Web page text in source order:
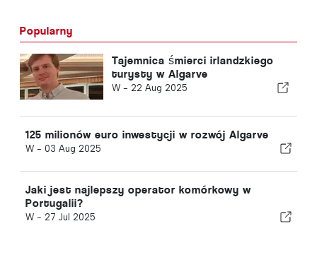
Popularny
Tajemnica śmierci irlandzkiego
turysty w Algarve
W - 22 Aug 2025
125 milionów euro inwestycji w rozwój Algarve
W - 03 Aug 2025
Jaki jest najlepszy operator komórkowy w
Portugalii?
W - 27 Jul 2025